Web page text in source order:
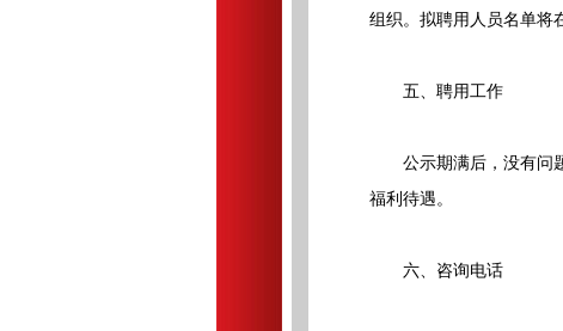
组织。拟聘用人员名单将
五、聘用工作
公示期满后，没有问题
福利待遇。
六、咨询电话